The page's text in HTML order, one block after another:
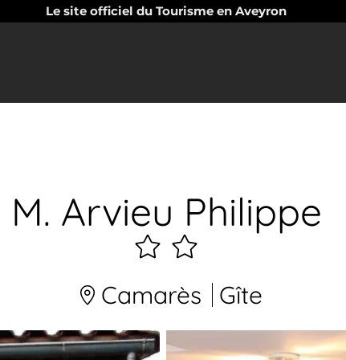
Le site officiel du Tourisme en Aveyron
M. Arvieu Philippe
2
étoiles
Camarès Gîte